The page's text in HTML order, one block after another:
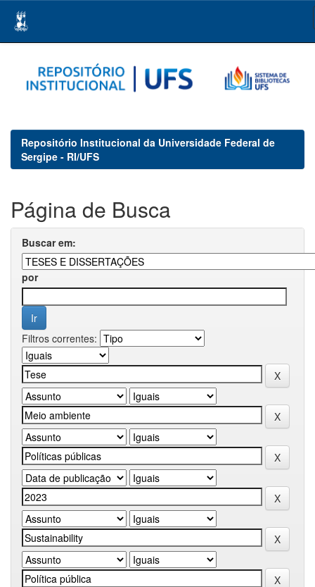
navigation
Repositório Institucional da Universidade Federal de
Sergipe - RI/UFS
Página de Busca
Buscar em:
por
Filtros correntes: